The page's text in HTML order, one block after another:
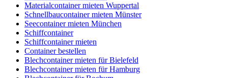
Materialcontainer mieten Wuppertal
Schnellbaucontainer mieten Münster
Seecontainer mieten München
Schiffcontainer
Schiffcontainer mieten
Container bestellen
Blechcontainer mieten für Bielefeld
Blechcontainer mieten für Hamburg